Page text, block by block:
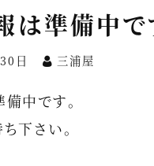
は準備中で
日 三浦屋
中です。
下さい。